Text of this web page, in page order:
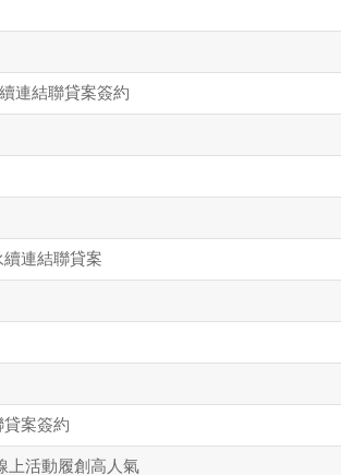
連結聯貸案簽約
連結聯貸案
案簽約
上活動履創高人氣